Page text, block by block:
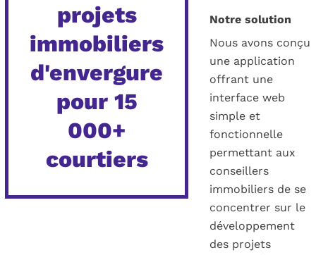
projets
immobiliers
d'envergure
pour 15
000+
courtiers
Notre solution
Nous avons conçu
une application
offrant une
interface web
simple et
fonctionnelle
permettant aux
conseillers
immobiliers de se
concentrer sur le
développement
des projets